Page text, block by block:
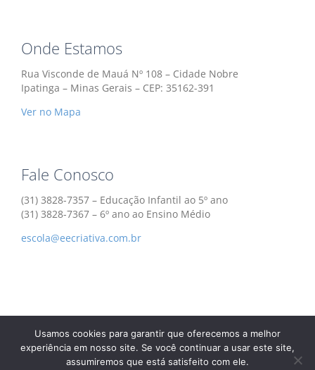
Onde Estamos
Rua Visconde de Mauá Nº 108 – Cidade Nobre
Ipatinga – Minas Gerais – CEP: 35162-391
Ver no Mapa
Fale Conosco
(31) 3828-7357 – Educação Infantil ao 5º ano
(31) 3828-7367 – 6º ano ao Ensino Médio
escola@eecriativa.com.br
Escola Educação Criativa | Todos os Direitos Reservados |
Desenvolvido por Agência Burnier| 2018 ©‎
Usamos cookies para garantir que oferecemos a melhor
experiência em nosso site. Se você continuar a usar este site,
assumiremos que está satisfeito com ele.